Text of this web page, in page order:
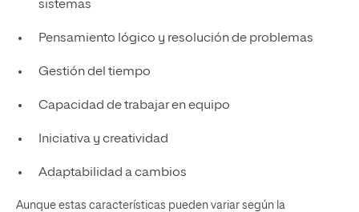
sistemas
Pensamiento lógico y resolución de problemas
Gestión del tiempo
Capacidad de trabajar en equipo
Iniciativa y creatividad
Adaptabilidad a cambios
Aunque estas características pueden variar según la